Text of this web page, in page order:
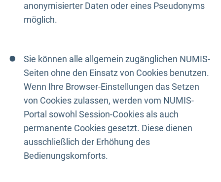
anonymisierter Daten oder eines Pseudonyms
möglich.
Sie können alle allgemein zugänglichen NUMIS-
Seiten ohne den Einsatz von Cookies benutzen.
Wenn Ihre Browser-Einstellungen das Setzen
von Cookies zulassen, werden vom NUMIS-
Portal sowohl Session-Cookies als auch
permanente Cookies gesetzt. Diese dienen
ausschließlich der Erhöhung des
Bedienungskomforts.